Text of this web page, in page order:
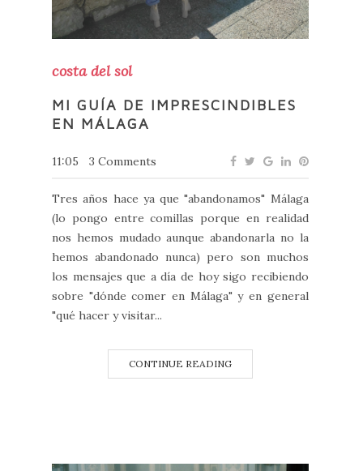
costa del sol
MI GUÍA DE IMPRESCINDIBLES
EN MÁLAGA
11:05 3 Comments
Tres años hace ya que "abandonamos" Málaga
(lo pongo entre comillas porque en realidad
nos hemos mudado aunque abandonarla no la
hemos abandonado nunca) pero son muchos
los mensajes que a día de hoy sigo recibiendo
sobre "dónde comer en Málaga" y en general
"qué hacer y visitar...
CONTINUE READING